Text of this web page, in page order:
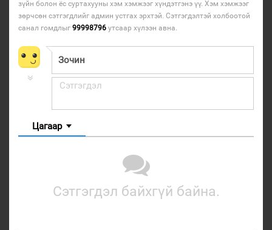
зүйн болон ёс суртахууны хэм хэмжээг хүндэтгэнэ үү. Хэм хэмжээг
зөрчсөн сэтгэгдлийг админ устгах эрхтэй. Сэтгэгдэлтэй холбоотой
санал гомдлыг 99998796 утсаар хүлээн авна.
Цагаар
Сэтгэгдэл байхгүй байна.